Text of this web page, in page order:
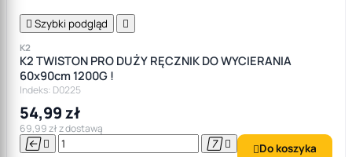
 Szybki podgląd 
K2
K2 TWISTON PRO DUŻY RĘCZNIK DO WYCIERANIA
60x90cm 1200G !
Indeks: D0225
54,99 zł
69,99 zł z dostawą
    Do koszyka